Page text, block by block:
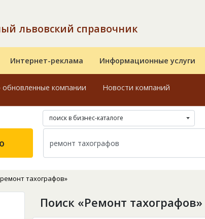
львовский справочник
Интернет-реклама Информационные услуги
компании Новости компаний
поиск в бизнес-каталоге
тахографов»
Поиск «Ремонт тахографов»